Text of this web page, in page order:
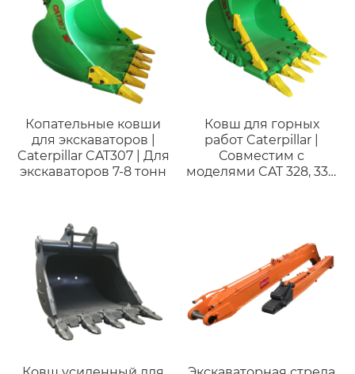
Копательные ковши
для экскаваторов |
Caterpillar CAT307 | Для
экскаваторов 7-8 тонн
Ковш для горных
работ Caterpillar |
Совместим с
моделями CAT 328, 330